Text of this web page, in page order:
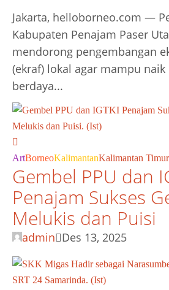
Jakarta, helloborneo.com —
Kabupaten Penajam Paser
mendorong pengembangan
(ekraf) lokal agar mampu naik
berdaya...
ArtBorneoKalimantanKalimantan Timur
Gembel PPU dan
Penajam Sukses
Melukis dan Puisi
admin Des 13, 2025